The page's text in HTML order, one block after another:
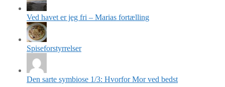
Ved havet er jeg fri – Marias fortælling
Spiseforstyrrelser
Den sarte symbiose 1/3: Hvorfor Mor ved bedst